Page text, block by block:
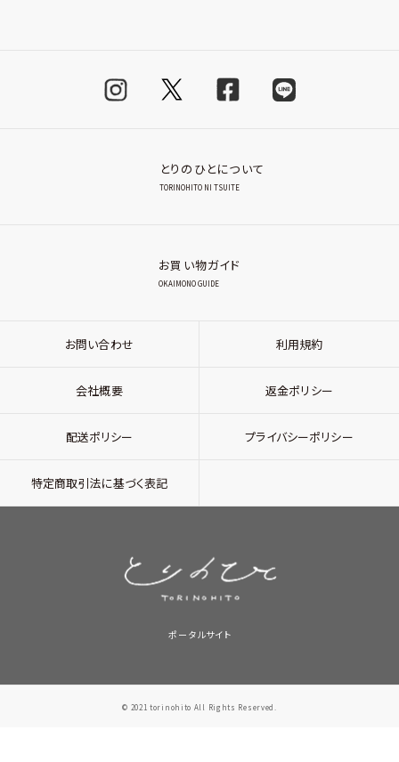
とりのひとについて
TORINOHITO NI TSUITE
お買い物ガイド
OKAIMONO GUIDE
お問い合わせ 利用規約
会社概要 返金ポリシー
配送ポリシー プライバシーポリシー
特定商取引法に基づく表記
ポータルサイト
© 2021 torinohito All Rights Reserved.